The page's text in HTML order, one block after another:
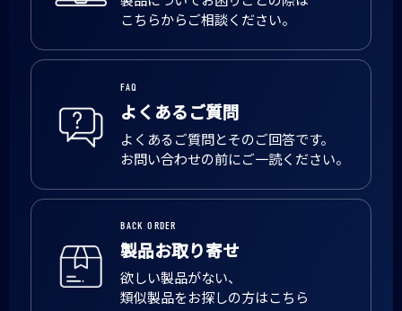
こちらからご相談ください。
FAQ
よくあるご質問
よくあるご質問とそのご回答です。
お問い合わせの前にご一読ください。
BACK ORDER
製品お取り寄せ
欲しい製品がない、
類似製品をお探しの方はこちら